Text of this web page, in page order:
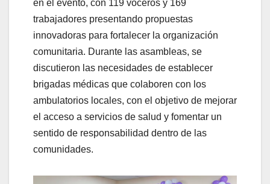
en el evento, con 119 voceros y 169
trabajadores presentando propuestas
innovadoras para fortalecer la organización
comunitaria. Durante las asambleas, se
discutieron las necesidades de establecer
brigadas médicas que colaboren con los
ambulatorios locales, con el objetivo de mejorar
el acceso a servicios de salud y fomentar un
sentido de responsabilidad dentro de las
comunidades.